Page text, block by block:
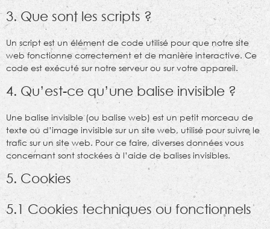
3. Que sont les scripts ?
Un script est un élément de code utilisé pour que notre site
web fonctionne correctement et de manière interactive. Ce
code est exécuté sur notre serveur ou sur votre appareil.
4. Qu’est-ce qu’une balise invisible ?
Une balise invisible (ou balise web) est un petit morceau de
texte ou d’image invisible sur un site web, utilisé pour suivre le
trafic sur un site web. Pour ce faire, diverses données vous
concernant sont stockées à l’aide de balises invisibles.
5. Cookies
5.1 Cookies techniques ou fonctionnels